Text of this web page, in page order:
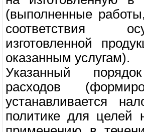
(выполненные
соответствия
изготовленной
оказанным услугам).
Указанный
расходов
устанавливается
политике для целей